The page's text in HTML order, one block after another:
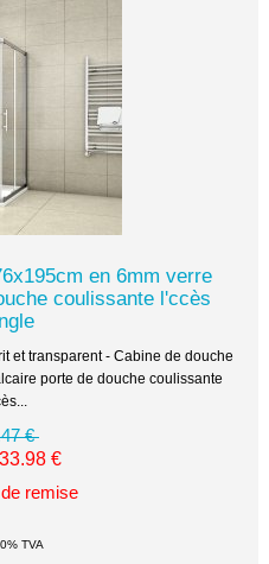
en 6mm verre
coulissante l'ccès
porte de douche coulissante
€
€
remise
avec 20% TVA